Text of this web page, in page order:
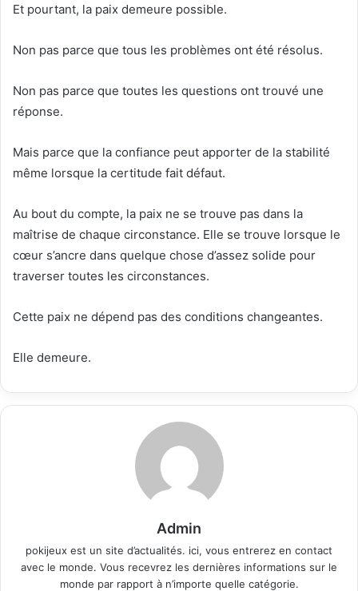
Et pourtant, la paix demeure possible.
Non pas parce que tous les problèmes ont été résolus.
Non pas parce que toutes les questions ont trouvé une
réponse.
Mais parce que la confiance peut apporter de la stabilité
même lorsque la certitude fait défaut.
Au bout du compte, la paix ne se trouve pas dans la
maîtrise de chaque circonstance. Elle se trouve lorsque le
cœur s’ancre dans quelque chose d’assez solide pour
traverser toutes les circonstances.
Cette paix ne dépend pas des conditions changeantes.
Elle demeure.
Admin
pokijeux est un site d’actualités. ici, vous entrerez en contact
avec le monde. Vous recevrez les dernières informations sur le
monde par rapport à n’importe quelle catégorie.